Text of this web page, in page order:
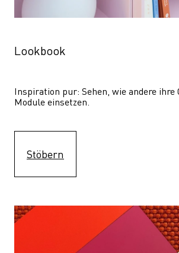
Lookbook
Inspiration pur: Sehen, wie andere ihre
Module einsetzen.
Stöbern